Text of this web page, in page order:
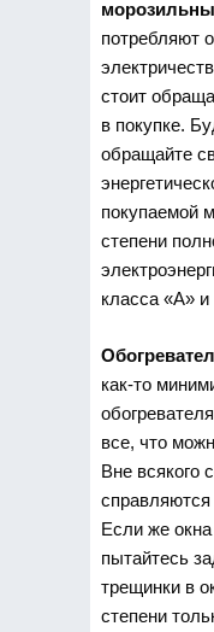
потребляют
стоит
в покупке.
обращайте
покупаемой
степени
класса «А»
как-то
все, что
Вне всякого
справляются
Если же
пытайтесь
трещинки в
степени